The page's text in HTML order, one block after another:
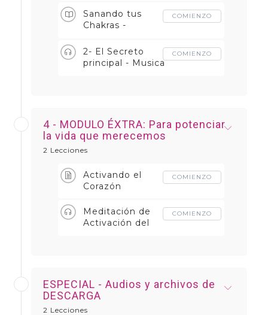
Sanando tus
Chakras -
poder
COMIENZO
2- El Secreto
principal - Musica
COMIENZO
4 - MODULO ÉXTRA: Para potenciar
la vida que merecemos
2 Lecciones
Activando el
Corazón
COMIENZO
Meditación de
Activación del
COMIENZO
ESPECIAL - Audios y archivos de
DESCARGA
2 Lecciones